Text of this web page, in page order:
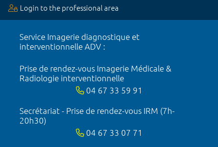
Login to the professional area
Service Imagerie diagnostique et
interventionnelle ADV :
Prise de rendez-vous Imagerie Médicale &
Radiologie interventionnelle
04 67 33 59 91
Secrétariat - Prise de rendez-vous IRM (7h-
20h30)
04 67 33 07 71